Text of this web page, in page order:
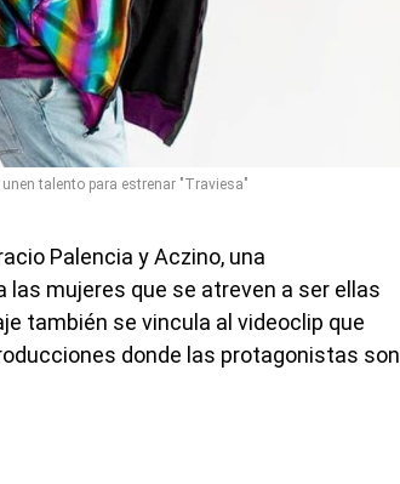
talento para estrenar "Traviesa"
Palencia y Aczino, una
mujeres que se atreven a ser ellas
también se vincula al videoclip que
donde las protagonistas son